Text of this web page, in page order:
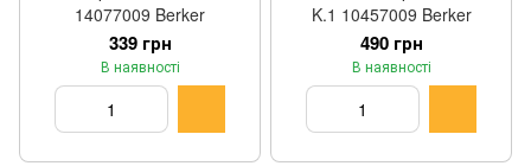
14077009 Berker
339 грн
В наявності
K.1 10457009 Berker
490 грн
В наявності